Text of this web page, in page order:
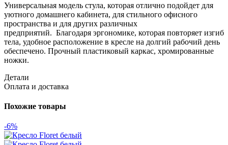
Универсальная модель стула, которая отлично подойдет для
уютного домашнего кабинета, для стильного офисного
пространства и для других различных
предприятий. Благодаря эргономике, которая повторяет изгиб
тела, удобное расположение в кресле на долгий рабочий день
обеспечено. Прочный пластиковый каркас, хромированные
ножки.
Детали
Оплата и доставка
Похожие товары
-6%